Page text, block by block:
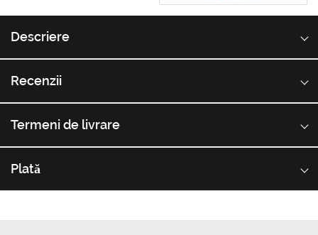
Descriere
Recenzii
Termeni de livrare
Plată